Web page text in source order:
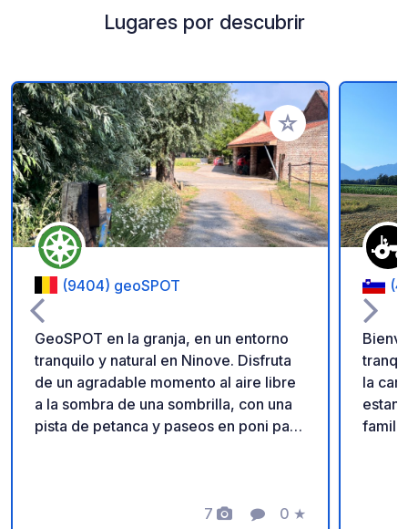
Lugares por descubrir
Añadir a tus
(9404) geoSPOT
GeoSPOT en la granja, en un entorno
tranquilo y natural en Ninove. Disfruta
de un agradable momento al aire libre
a la sombra de una sombrilla, con una
pista de petanca y paseos en poni para
Recordatorio: - Recuerde registrar el
7
Fotos Comentario
0
Calificación
★
la